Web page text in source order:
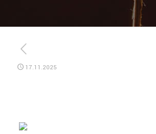
17.11.2025